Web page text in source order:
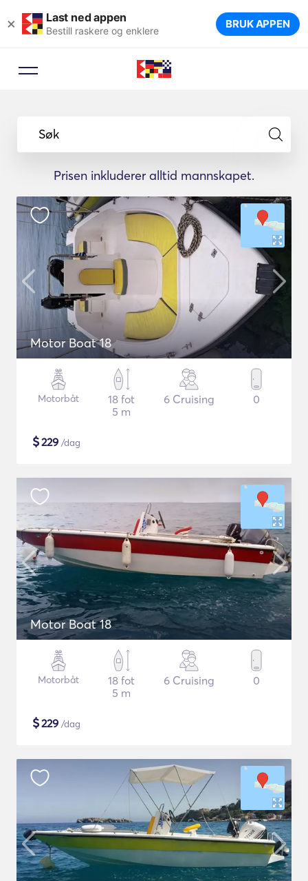
× Last ned appen
Bestill raskere og enklere BRUK APPEN
Søk
Prisen inkluderer alltid mannskapet.
Motor Boat 18
Motorbåt
18 fot
5 m
6 Cruising 0
$229 /dag
Motor Boat 18
Motorbåt
18 fot
5 m
6 Cruising 0
$229 /dag